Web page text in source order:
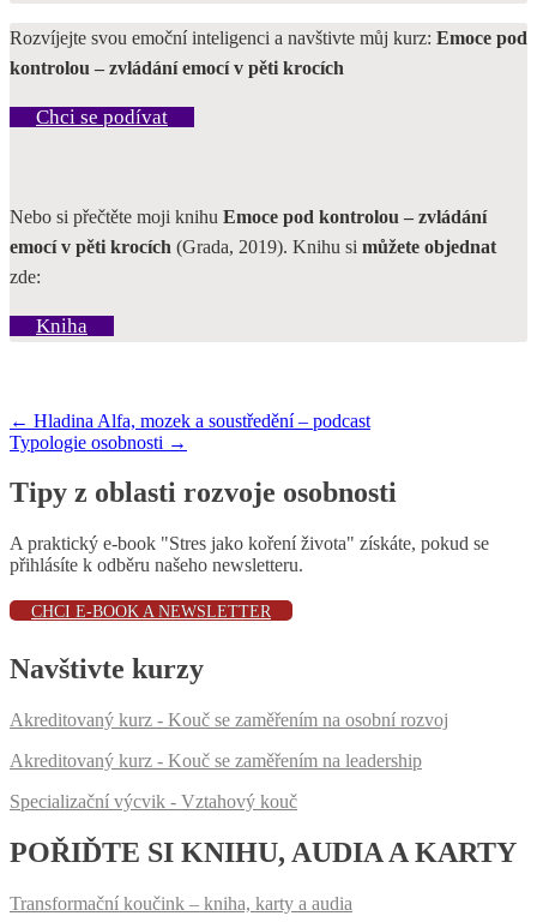
Rozvíjejte svou emoční inteligenci a navštivte můj kurz: Emoce pod
kontrolou – zvládání emocí v pěti krocích
Chci se podívat
Nebo si přečtěte moji knihu Emoce pod kontrolou – zvládání
emocí v pěti krocích (Grada, 2019). Knihu si můžete objednat
zde:
Kniha
Navigace pro příspěvek
← Hladina Alfa, mozek a soustředění – podcast
Typologie osobnosti →
Tipy z oblasti rozvoje osobnosti
A praktický e-book "Stres jako koření života" získáte, pokud se
přihlásíte k odběru našeho newsletteru.
CHCI E-BOOK A NEWSLETTER
Navštivte kurzy
Akreditovaný kurz - Kouč se zaměřením na osobní rozvoj
Akreditovaný kurz - Kouč se zaměřením na leadership
Specializační výcvik - Vztahový kouč
POŘIĎTE SI KNIHU, AUDIA A KARTY
Transformační koučink – kniha, karty a audia